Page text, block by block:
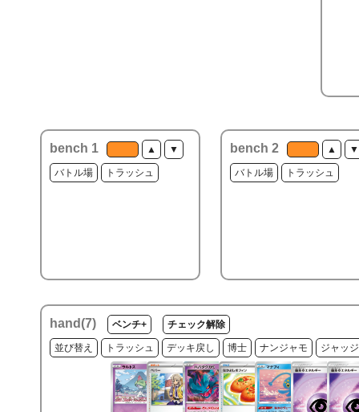
bench 1 ▲ ▼
バトル場 トラッシュ
bench 2 ▲ ▼
バトル場 トラッシュ
hand(7) ベンチ+ チェック解除
並び替え トラッシュ デッキ戻し 博士 ナンジャモ ジャッ